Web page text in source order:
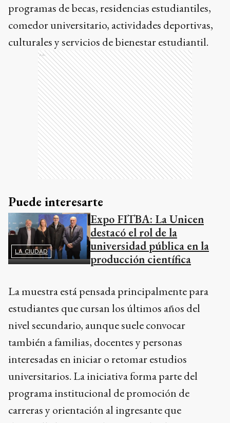
programas de becas, residencias estudiantiles,
comedor universitario, actividades deportivas,
culturales y servicios de bienestar estudiantil.
Ads
Puede interesarte
LA CIUDAD
Expo FITBA: La Unicen
destacó el rol de la
universidad pública en la
producción científica
La muestra está pensada principalmente para
estudiantes que cursan los últimos años del
nivel secundario, aunque suele convocar
también a familias, docentes y personas
interesadas en iniciar o retomar estudios
universitarios. La iniciativa forma parte del
programa institucional de promoción de
carreras y orientación al ingresante que